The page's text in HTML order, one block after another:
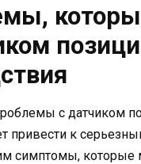
с датчиком
привести к
симптомы, которые